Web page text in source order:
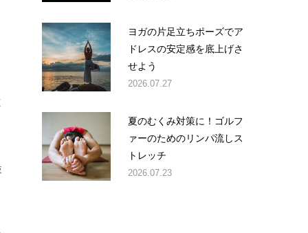
ヨガの片足立ちポーズでア
ドレスの安定感を底上げさ
せよう
2026.07.27
夏のむくみ対策に！ゴルフ
ァーのためのリンパ流しス
トレッチ
2026.07.23